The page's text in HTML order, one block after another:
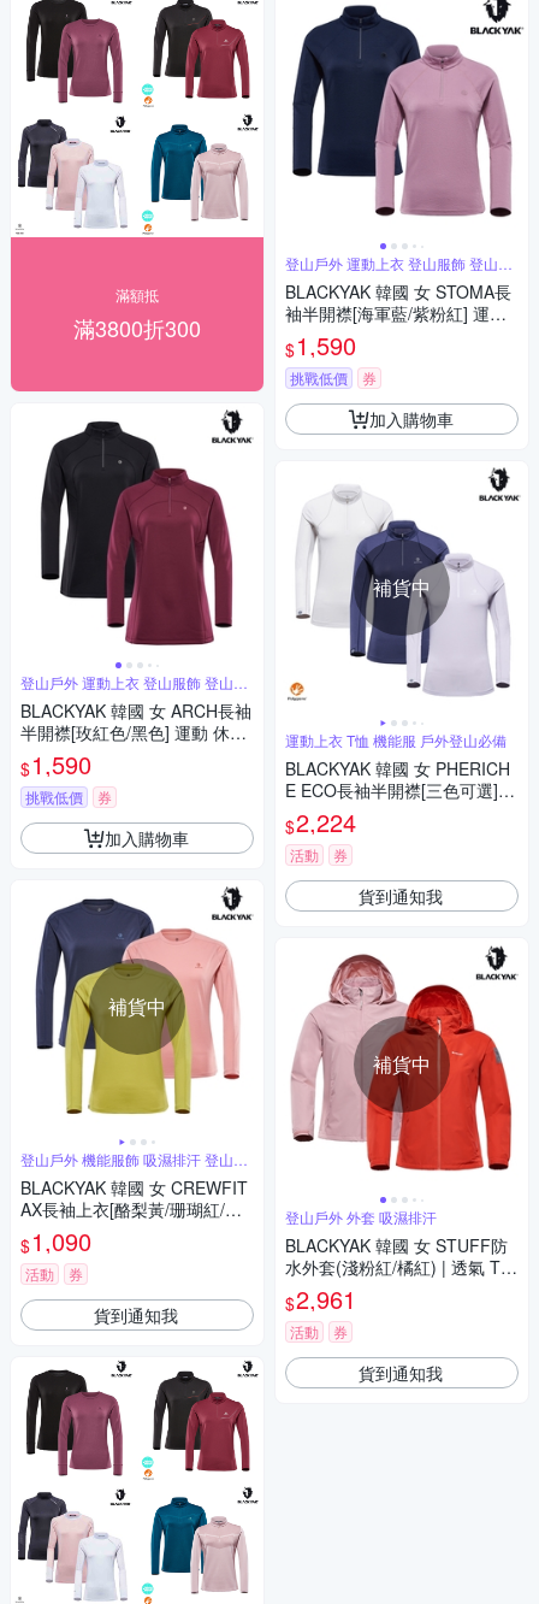
滿額抵
滿3800折300
登山戶外 運動上衣 登山服飾 登山必
備
BLACKYAK 韓國 女 ARCH長袖
半開襟[玫紅色/黑色] 運動 休閒
長袖上衣 BYBB2WC906
$1,590
挑戰低價 券
加入購物車
補貨中
登山戶外 機能服飾 吸濕排汗 登山必
備
BLACKYAK 韓國 女 CREWFIT
AX長袖上衣[酪梨黃/珊瑚紅/紫
藍] 抑菌機能 吸濕排汗 IU代言
BYCB2WC701
$1,090
活動 券
貨到通知我
登山戶外 運動上衣 登山服飾 登山必
備
BLACKYAK 韓國 女 STOMA長
袖半開襟[海軍藍/紫粉紅] 運動
休閒 長袖上衣 BYBB2WC901
$1,590
挑戰低價 券
加入購物車
補貨中
運動上衣 T恤 機能服 戶外登山必備
BLACKYAK 韓國 女 PHERICH
E ECO長袖半開襟[三色可選]韓
國 T恤 抗菌抗臭 透氣 IU代言 B
YDB1WC904
$2,224
活動 券
貨到通知我
補貨中
登山戶外 外套 吸濕排汗
BLACKYAK 韓國 女 STUFF防
水外套(淺粉紅/橘紅) | 透氣 T恤
長袖 上衣 |BYBB1WJ103
$2,961
活動 券
貨到通知我